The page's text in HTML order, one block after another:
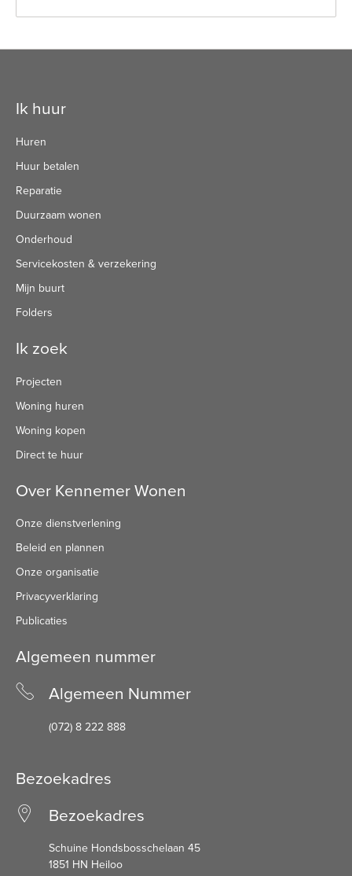
Contactinformatie
Ik huur
Huren
Huur betalen
Reparatie
Duurzaam wonen
Onderhoud
Servicekosten & verzekering
Mijn buurt
Folders
Ik zoek
Projecten
Woning huren
Woning kopen
Direct te huur
Over Kennemer Wonen
Onze dienstverlening
Beleid en plannen
Onze organisatie
Privacyverklaring
Publicaties
Algemeen nummer
Algemeen Nummer
(072) 8 222 888
Bezoekadres
Bezoekadres
Schuine Hondsbosschelaan 45
1851 HN Heiloo